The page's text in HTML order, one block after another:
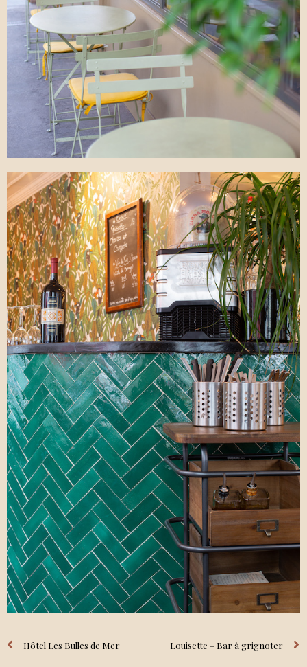
Hôtel Les Bulles de Mer Louisette – Bar à grignoter